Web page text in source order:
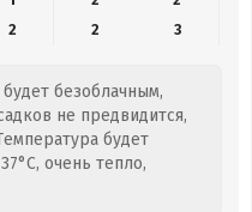
2 2 3
безоблачным,
не предвидится,
будет
очень тепло,